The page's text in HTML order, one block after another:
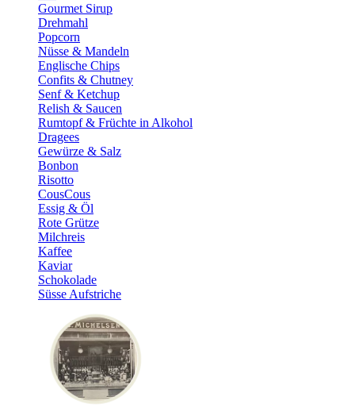
Gourmet Sirup
Drehmahl
Popcorn
Nüsse & Mandeln
Englische Chips
Confits & Chutney
Senf & Ketchup
Relish & Saucen
Rumtopf & Früchte in Alkohol
Dragees
Gewürze & Salz
Bonbon
Risotto
CousCous
Essig & Öl
Rote Grütze
Milchreis
Kaffee
Kaviar
Schokolade
Süsse Aufstriche